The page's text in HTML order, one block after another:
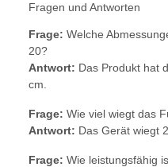
Fragen und Antworten
Frage: Welche
20?
Antwort: Das Produkt hat
cm.
Frage: Wie viel wiegt das
Antwort: Das Gerät wiegt 2
Frage: Wie leistungsfähig